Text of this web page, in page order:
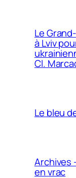
Le
à Lviv
Cl.
Le bleu
Archives
en vrac